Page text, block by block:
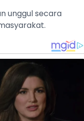
unggul secara